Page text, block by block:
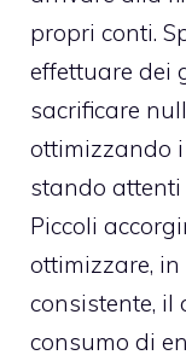
propri conti.
effettuare dei
sacrificare
ottimizzando
stando attenti
Piccoli
ottimizzare,
consistente, il
consumo di